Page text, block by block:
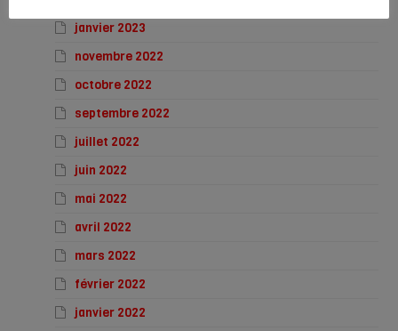
janvier 2023
novembre 2022
octobre 2022
septembre 2022
juillet 2022
juin 2022
mai 2022
avril 2022
mars 2022
février 2022
janvier 2022